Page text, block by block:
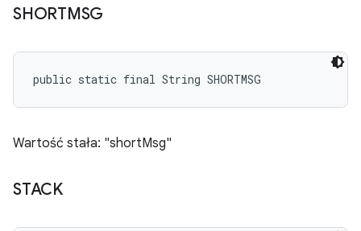
SHORTMSG
public static final String SHORTMSG
Wartość stała: "shortMsg"
STACK